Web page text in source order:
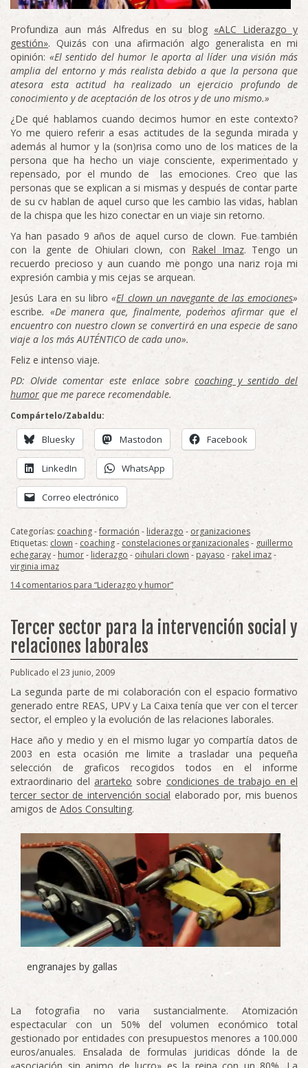
Profundiza aun más Alfredus en su blog «ALC Liderazgo y
gestión». Quizás con una afirmación algo generalista en mi
opinión: «El sentido del humor le aporta al líder una visión más
amplia del entorno y más realista debido a que la persona que
atesora esta actitud ha realizado un ejercicio profundo de
conocimiento y de aceptación de los otros y de uno mismo.»
¿De qué hablamos cuando decimos humor en este contexto?
Yo me quiero referir a esas actitudes de la segunda mirada y
además al humor y la (son)risa como uno de los matices de la
persona que ha hecho un viaje consciente, experimentado y
repensado, por el mundo de las emociones. Creo que las
personas que se explican a si mismas y después de contar parte
de su cv hablan de aquel curso que les cambio las vidas, hablan
de la chispa que les hizo conectar en un viaje sin retorno.
Ya han pasado 9 años de aquel curso de clown. Fue también
con la gente de Ohiulari clown, con Rakel Imaz. Tengo un
recuerdo precioso y aun cuando me pongo una nariz roja mi
expresión cambia y mis cejas se arquean.
Jesús Lara en su libro«El clown un navegante de las emociones»
escribe. «De manera que, finalmente, podemos afirmar que el
encuentro con nuestro clown se convertirá en una especie de sano
viaje a los más AUTÉNTICO de cada uno».
Feliz e intenso viaje.
PD: Olvide comentar este enlace sobre coaching y sentido del
humor que me parece recomendable.
Compártelo/Zabaldu:
Bluesky Mastodon Facebook
LinkedIn WhatsApp
Correo electrónico
Categorías: coaching-formación - liderazgo - organizaciones
Etiquetas: clown - coaching- constelaciones organizacionales- guillermo
echegaray- humor- liderazgo - oihulari clown - payaso - rakel imaz-
virginia imaz
14 comentarios para “Liderazgo y humor”
Tercer sector para la intervención social y
relaciones laborales
Publicado el 23 junio, 2009
La segunda parte de mi colaboración con el espacio formativo
generado entre REAS, UPV y La Caixa tenía que ver con el tercer
sector, el empleo y la evolución de las relaciones laborales.
Hace año y medio y en el mismo lugar yo compartía datos de
2003 en esta ocasión me limite a trasladar una pequeña
selección de graficos recogidos todos en el informe
extraordinario delararteko sobre condiciones de trabajo en el
tercer sector de intervención social elaborado por, mis buenos
amigos de Ados Consulting.
engranajes by gallas
La fotografia no varia sustancialmente. Atomización
espectacular con un 50% del volumen económico total
gestionado por entidades con presupuestos menores a 100.000
euros/anuales. Ensalada de formulas juridicas dónde la de